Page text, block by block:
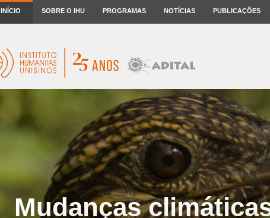
INÍCIO SOBRE O IHU PROGRAMAS NOTÍCIAS PUBLICAÇÕES
Mudanças